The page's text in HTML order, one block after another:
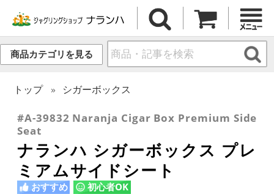
商品カテゴリを見る
トップ シガーボックス
#A-39832 Naranja Cigar Box Premium Side
Seat
ナランハ シガーボックス プレ
ミアムサイドシート
おすすめ 初心者OK